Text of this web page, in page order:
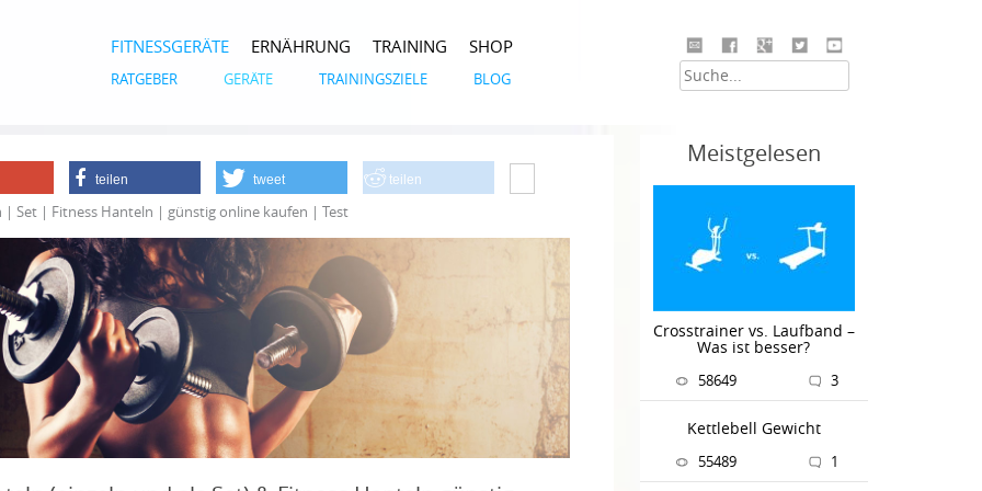
FITNESSGERÄTE ERNÄHRUNG TRAINING SHOP
RATGEBER GERÄTE TRAININGSZIELE BLOG
teilen tweet teilen
| Set | Fitness Hanteln | günstig online kaufen | Test
Meistgelesen
Crosstrainer vs. Laufband –
Was ist besser?
58649 3
Kettlebell Gewicht
55489 1